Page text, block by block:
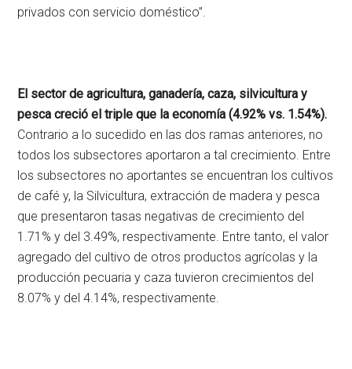
privados con servicio doméstico”.
El sector de agricultura, ganadería, caza, silvicultura y
pesca creció el triple que la economía (4.92% vs. 1.54%).
Contrario a lo sucedido en las dos ramas anteriores, no
todos los subsectores aportaron a tal crecimiento. Entre
los subsectores no aportantes se encuentran los cultivos
de café y, la Silvicultura, extracción de madera y pesca
que presentaron tasas negativas de crecimiento del
1.71% y del 3.49%, respectivamente. Entre tanto, el valor
agregado del cultivo de otros productos agrícolas y la
producción pecuaria y caza tuvieron crecimientos del
8.07% y del 4.14%, respectivamente.